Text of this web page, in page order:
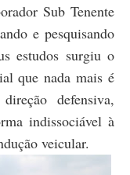
Sub Tenente
e pesquisando
estudos surgiu o
que nada mais é
defensiva,
indissociável à
veicular.